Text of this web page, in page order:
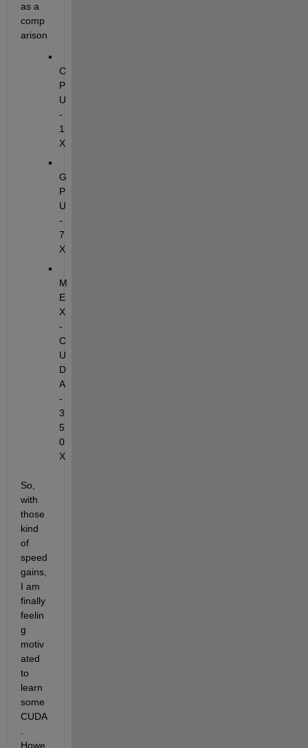
as a
comp
arison
C
P
U
-
1
X
G
P
U
-
7
X
M
E
X
-
C
U
D
A
-
3
5
0
X
So,
with
those
kind
of
speed
gains,
I am
finally
feelin
g
motiv
ated
to
learn
some
CUDA
Howe